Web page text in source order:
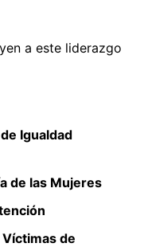
a este liderazgo
Igualdad
de las Mujeres
de